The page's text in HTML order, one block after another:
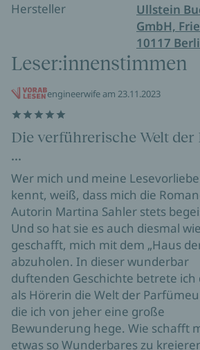
Hersteller
Ullstein
GmbH,
10117
Leser:innenstimmen
engineerwife am 23.11.2023
Die verführerische Welt der
...
Wer mich und meine
kennt, weiß, dass mich die
Autorin Martina Sahler stets
Und so hat sie es auch diesmal
geschafft, mich mit dem „Haus
abzuholen. In dieser wunderbar
duftenden Geschichte betrete ich
als Hörerin die Welt der
die ich von jeher eine große
Bewunderung hege. Wie schafft
etwas so Wunderbares zu